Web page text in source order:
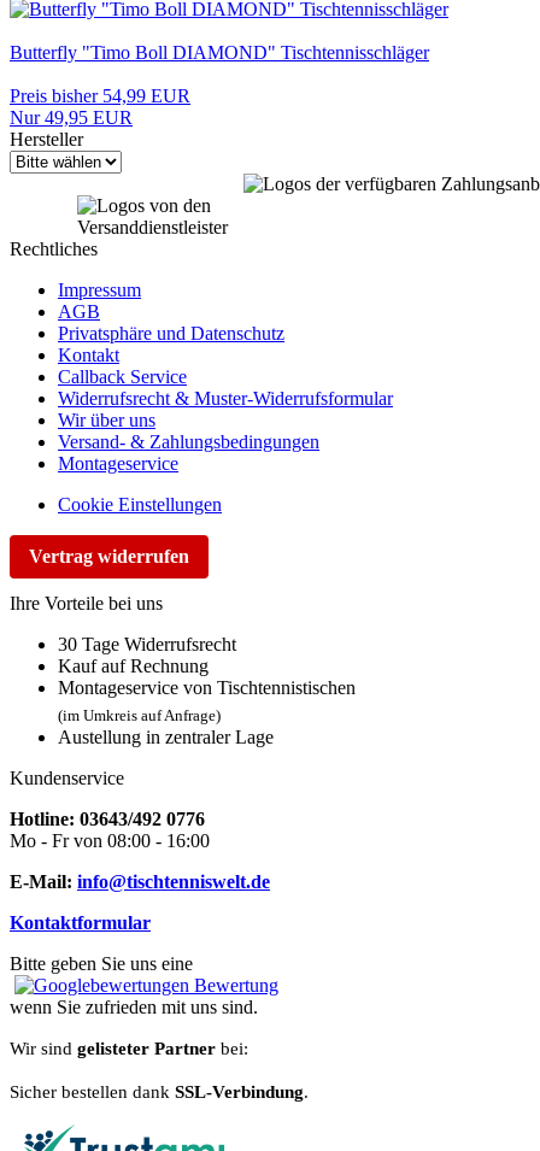
Butterfly "Timo Boll DIAMOND" Tischtennisschläger
Preis bisher 54,99 EUR
Nur 49,95 EUR
Hersteller
Rechtliches
Impressum
AGB
Privatsphäre und Datenschutz
Kontakt
Callback Service
Widerrufsrecht & Muster-Widerrufsformular
Wir über uns
Versand- & Zahlungsbedingungen
Montageservice
Cookie Einstellungen
Vertrag widerrufen
Ihre Vorteile bei uns
30 Tage Widerrufsrecht
Kauf auf Rechnung
Montageservice von Tischtennistischen
(im Umkreis auf Anfrage)
Austellung in zentraler Lage
Kundenservice
Hotline: 03643/492 0776
Mo - Fr von 08:00 - 16:00
E-Mail: info@tischtenniswelt.de
Kontaktformular
Bitte geben Sie uns eine
Bewertung
wenn Sie zufrieden mit uns sind.
Wir sind gelisteter Partner bei:
Sicher bestellen dank SSL-Verbindung.